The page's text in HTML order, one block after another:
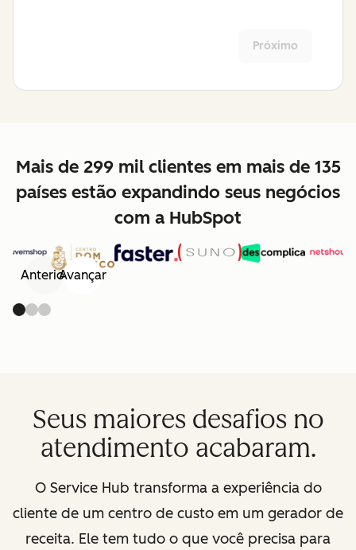
Próximo
Mais de 299 mil clientes em mais de 135
países estão expandindo seus negócios
com a HubSpot
AnteriorAvançar
Seus maiores desafios no
atendimento acabaram.
O Service Hub transforma a experiência do
cliente de um centro de custo em um gerador de
receita. Ele tem tudo o que você precisa para